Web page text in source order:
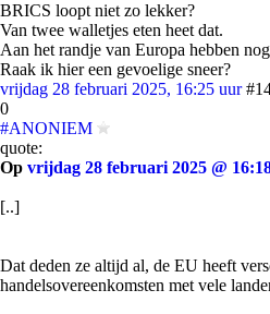
BRICS loopt niet zo lekker?
Van twee walletjes eten heet dat.
Aan het randje van Europa hebben
Raak ik hier een gevoelige sneer?
vrijdag 28 februari 2025, 16:25 uur
0
#ANONIEM
quote:
Op vrijdag 28 februari 2025 @
[..]
Dat deden ze altijd al, de EU heeft
handelsovereenkomsten met vele